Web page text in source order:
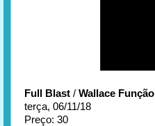
Full Blast / Wallace Função
terça, 06/11/18
Preço: 30